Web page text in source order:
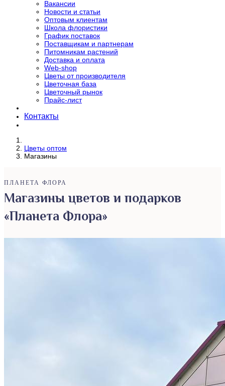
Вакансии
Новости и статьи
Оптовым клиентам
Школа флористики
График поставок
Поставщикам и партнерам
Питомникам растений
Доставка и оплата
Web-shop
Цветы от производителя
Цветочная база
Цветочный рынок
Прайс-лист
Контакты
Цветы оптом
Магазины
ПЛАНЕТА ФЛОРА
Магазины цветов и подарков
«Планета Флора»